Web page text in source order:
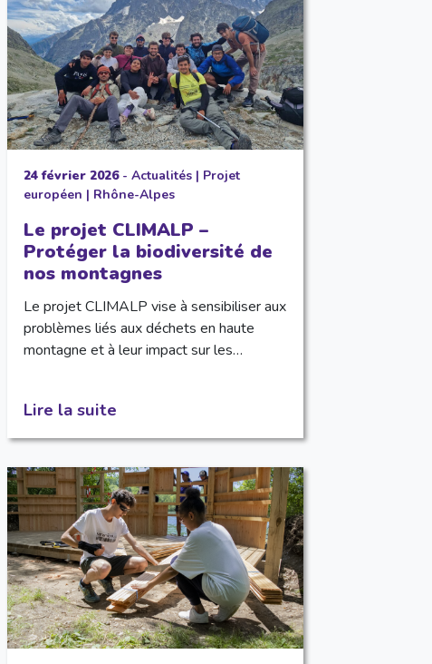
24 février 2026- Actualités| Projet
européen | Rhône-Alpes
Le projet CLIMALP –
Protéger la biodiversité de
nos montagnes
Le projet CLIMALP vise à sensibiliser aux
problèmes liés aux déchets en haute
montagne et à leur impact sur les…
Lire la suite